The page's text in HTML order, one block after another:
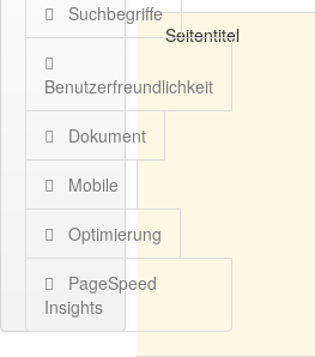
Suchbegriffe
Benutzerfreundlichkeit
Dokument
Mobile
Optimierung
PageSpeed
Insights
Seitentitel